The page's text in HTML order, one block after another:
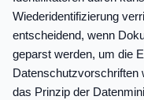
Wiederidentifizierung
entscheidend, wenn
geparst werden, um die
Datenschutzvorschriften
das Prinzip der